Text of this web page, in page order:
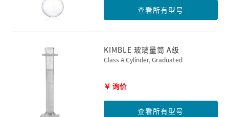
查看所有型号
KIMBLE 玻璃量筒 A级
Class A Cylinder, Graduated
￥ 询价
查看所有型号